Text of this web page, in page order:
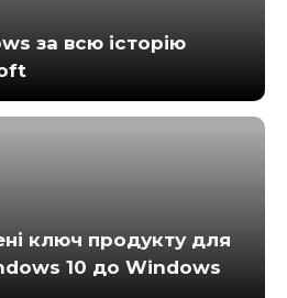
за всю історію
ключ продукту для
10 до Windows